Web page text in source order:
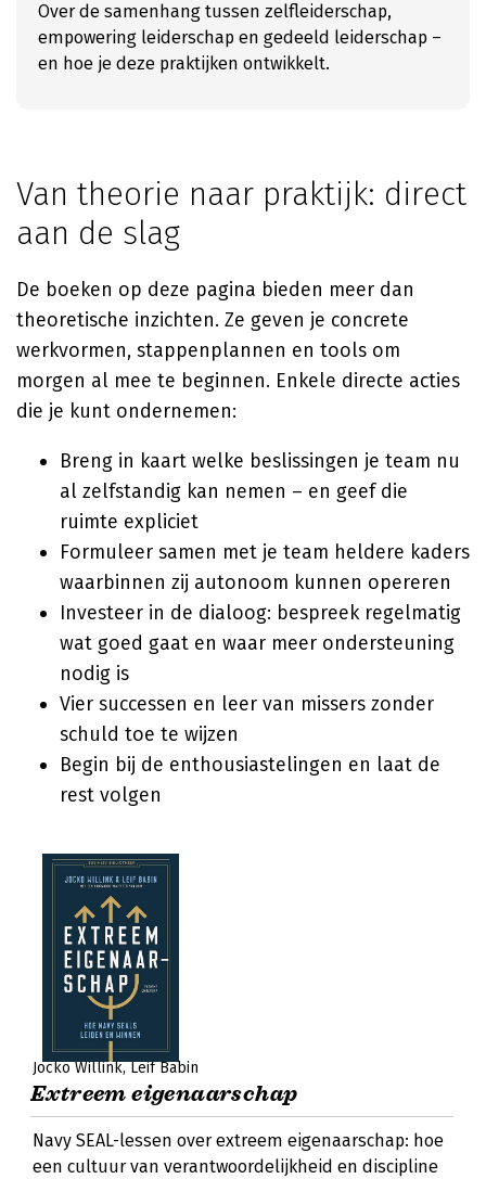
Over de samenhang tussen zelfleiderschap,
empowering leiderschap en gedeeld leiderschap –
en hoe je deze praktijken ontwikkelt.
Van theorie naar praktijk: direct
aan de slag
De boeken op deze pagina bieden meer dan
theoretische inzichten. Ze geven je concrete
werkvormen, stappenplannen en tools om
morgen al mee te beginnen. Enkele directe acties
die je kunt ondernemen:
Breng in kaart welke beslissingen je team nu
al zelfstandig kan nemen – en geef die
ruimte expliciet
Formuleer samen met je team heldere kaders
waarbinnen zij autonoom kunnen opereren
Investeer in de dialoog: bespreek regelmatig
wat goed gaat en waar meer ondersteuning
nodig is
Vier successen en leer van missers zonder
schuld toe te wijzen
Begin bij de enthousiastelingen en laat de
rest volgen
Jocko Willink Leif Babin
Extreem eigenaarschap
Navy SEAL-lessen over extreem eigenaarschap: hoe
een cultuur van verantwoordelijkheid en discipline